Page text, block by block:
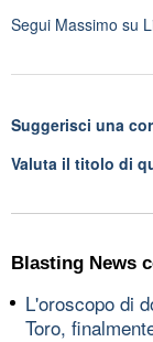
Segui Massimo su
Suggerisci una
Valuta il titolo di
Blasting News
L'oroscopo di
Toro,